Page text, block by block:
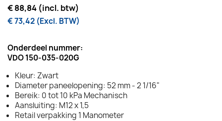
€ 88,84 (incl. btw)
€ 73,42 (Excl. BTW)
Onderdeel nummer:
VDO 150-035-020G
Kleur: Zwart
Diameter paneelopening: 52 mm - 2 1/16"
Bereik: 0 tot 10 kPa Mechanisch
Aansluiting: M12 x 1,5
Retail verpakking 1 Manometer